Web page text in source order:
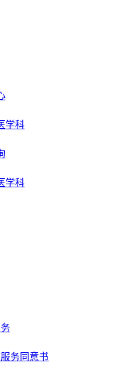
学科
学科
务同意书